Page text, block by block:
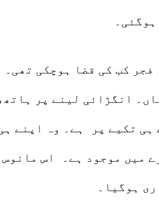
کب کی قضا ہوچکی
انگڑائی لینے پر
تکیے پر ہے۔ وہ اپنے
میں موجود ہے۔ اس
ہوگیا۔